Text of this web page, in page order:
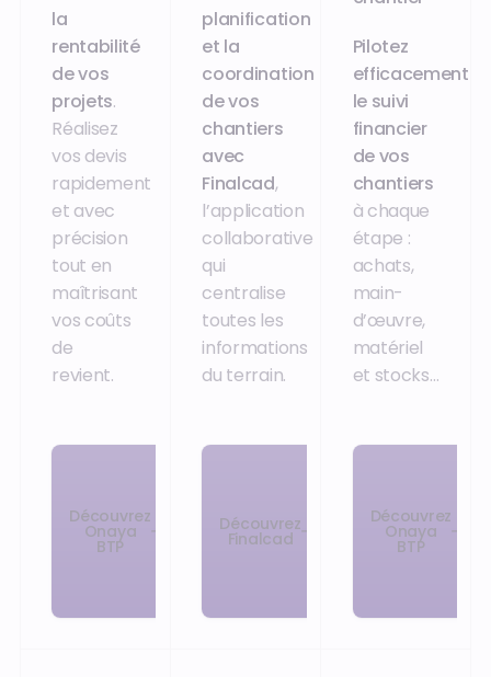
la
rentabilité
de vos
projets.
Réalisez
vos devis
rapidement
et avec
précision
tout en
maîtrisant
vos coûts
de
revient.
Découvrez
Onaya
BTP
planification
et la
coordination
de vos
chantiers
avec
Finalcad,
l’application
collaborative
qui
centralise
toutes les
informations
du terrain.
Découvrez
Finalcad
Pilotez
efficacement
le suivi
financier
de vos
chantiers
à chaque
étape :
achats,
main-
d’œuvre,
matériel
et stocks…
Découvrez
Onaya
BTP